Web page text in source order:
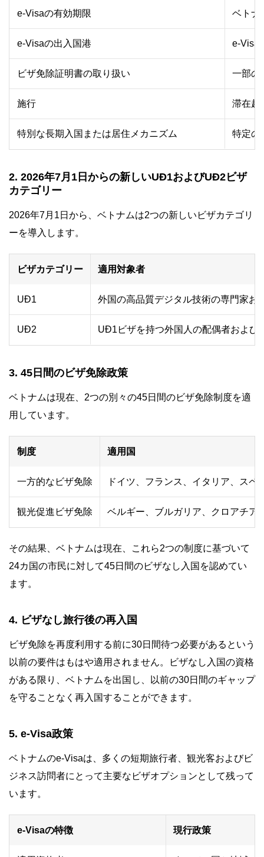
e-Visaの有効期限 ベトナ
e-Visaの出入国港 e-Visa
ビザ免除証明書の取り扱い 一部の
施行 滞在超
特別な長期入国または居住メカニズム 特定の
2. 2026年7月1日からの新しいUĐ1およびUĐ2ビザ
カテゴリー
2026年7月1日から、ベトナムは2つの新しいビザカテゴリ
ーを導入します。
ビザカテゴリー 適用対象者
UĐ1 外国の高品質デジタル技術の専門家お
UĐ2 UĐ1ビザを持つ外国人の配偶者および
3. 45日間のビザ免除政策
ベトナムは現在、2つの別々の45日間のビザ免除制度を適
用しています。
制度 適用国
一方的なビザ免除 ドイツ、フランス、イタリア、ス
観光促進ビザ免除 ベルギー、ブルガリア、クロアチア
その結果、ベトナムは現在、これら2つの制度に基づいて
24カ国の市民に対して45日間のビザなし入国を認めてい
ます。
4. ビザなし旅行後の再入国
ビザ免除を再度利用する前に30日間待つ必要があるという
以前の要件はもはや適用されません。ビザなし入国の資格
がある限り、ベトナムを出国し、以前の30日間のギャップ
を守ることなく再入国することができます。
5. e-Visa政策
ベトナムのe-Visaは、多くの短期旅行者、観光客およびビ
ジネス訪問者にとって主要なビザオプションとして残って
います。
e-Visaの特徴 現行政策